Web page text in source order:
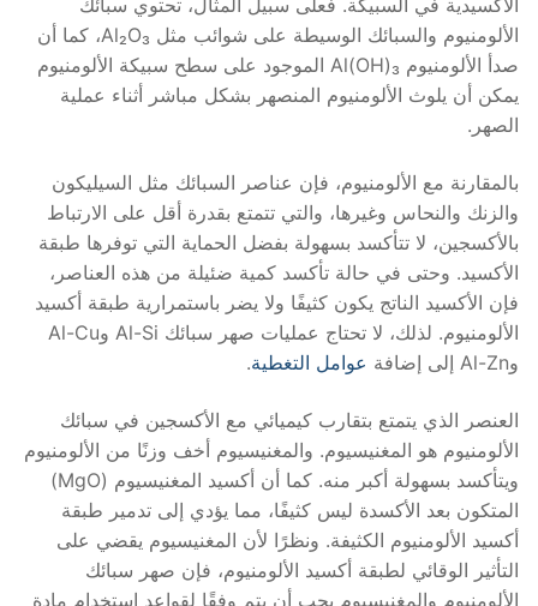
الأكسيدية في السبيكة. فعلى سبيل المثال، تحتوي سبائك
الألومنيوم والسبائك الوسيطة على شوائب مثل Al₂O₃، كما أن
صدأ الألومنيوم Al(OH)₃ الموجود على سطح سبيكة الألومنيوم
يمكن أن يلوث الألومنيوم المنصهر بشكل مباشر أثناء عملية
الصهر.
بالمقارنة مع الألومنيوم، فإن عناصر السبائك مثل السيليكون
والزنك والنحاس وغيرها، والتي تتمتع بقدرة أقل على الارتباط
بالأكسجين، لا تتأكسد بسهولة بفضل الحماية التي توفرها طبقة
الأكسيد. وحتى في حالة تأكسد كمية ضئيلة من هذه العناصر،
فإن الأكسيد الناتج يكون كثيفًا ولا يضر باستمرارية طبقة أكسيد
الألومنيوم. لذلك، لا تحتاج عمليات صهر سبائك Al-Si وAl-Cu
وAl-Zn إلى إضافة
عوامل التغطية.
العنصر الذي يتمتع بتقارب كيميائي مع الأكسجين في سبائك
الألومنيوم هو المغنيسيوم. والمغنيسيوم أخف وزنًا من الألومنيوم
ويتأكسد بسهولة أكبر منه. كما أن أكسيد المغنيسيوم (MgO)
المتكون بعد الأكسدة ليس كثيفًا، مما يؤدي إلى تدمير طبقة
أكسيد الألومنيوم الكثيفة. ونظرًا لأن المغنيسيوم يقضي على
التأثير الوقائي لطبقة أكسيد الألومنيوم، فإن صهر سبائك
الألومنيوم والمغنيسيوم يجب أن يتم وفقًا لقواعد استخدام مادة